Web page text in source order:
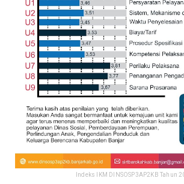
Indeks IKM DINSOSP3AP2KB Tahun